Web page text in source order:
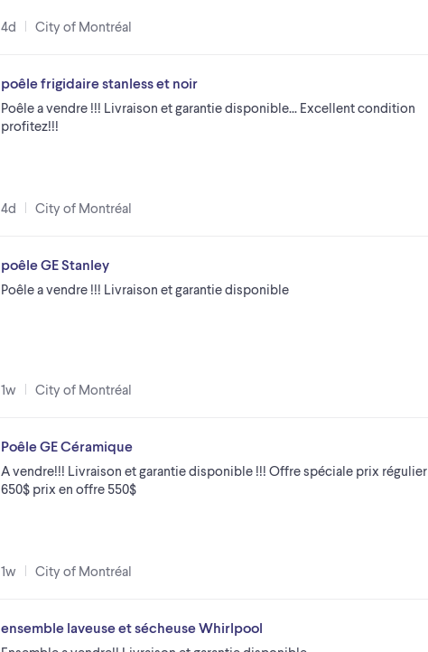
4d City of Montréal
poêle frigidaire stanless et noir
Poêle a vendre !!! Livraison et garantie disponible... Excellent condition
profitez!!!
4d City of Montréal
poêle GE Stanley
Poêle a vendre !!! Livraison et garantie disponible
1w City of Montréal
Poêle GE Céramique
A vendre!!! Livraison et garantie disponible !!! Offre spéciale prix régulier
650$ prix en offre 550$
1w City of Montréal
ensemble laveuse et sécheuse Whirlpool